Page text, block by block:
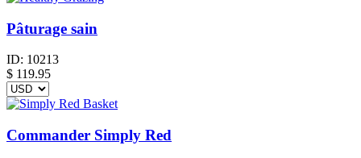
Pâturage sain
ID: 10213
$ 119.95
Commander Simply Red